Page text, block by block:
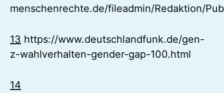
menschenrechte.de/fileadmin/Redaktion/
13 https://www.deutschlandfunk.de/gen-
z-wahlverhalten-gender-gap-100.html
14